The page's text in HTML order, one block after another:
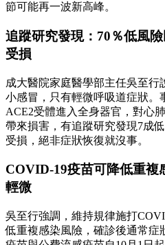
節可能再一波新高峰。
追蹤研究發現：70％低風
受損
成大醫院家庭醫學部主任吳至行
小感冒，只有輕微呼吸道症狀。
ACE2受體進入全身器官，對心
帶來損害，有追蹤研究發現7成
受損，絕非症狀恢復就沒事。
COVID-19疫苗可降低重複
輕微
吳至行強調，維持規律施打
低重複感染風險，確診後通常症